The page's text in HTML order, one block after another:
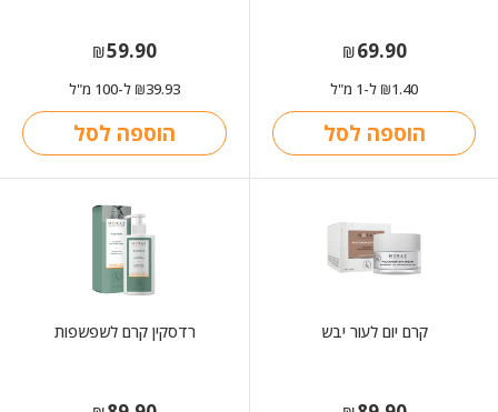
₪69.90
₪1.40 ל-1 מ"ל
הוספה לסל
₪59.90
₪39.93 ל-100 מ"ל
הוספה לסל
קרם יום לעור יבש רדסקין קרם לשפשפות